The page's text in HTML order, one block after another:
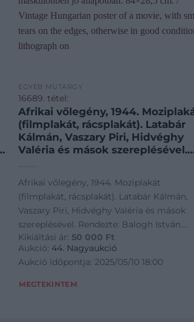
EGYÉB MŰTÁRGY
16689. tétel:
Afrikai vőlegény, 1944.
(filmplakát, rácsplakát). Latabár
Kálmán, Vaszary Piri, Hidvéghy
Valéria és mások szereplésével.
Kellner Márkus Nyomda, Bp.
Erdélyi – Kárpát Film. Kováts Béla
Filmreklám. Lapszéli apró
szakadásokkal, máskülönben jó
állapotban. 84×28,5 cm. / Vintage
Hungarian poster of a movie,
small tears on the edges,
lithograph on
Afrikai vőlegény, 1944. Moziplakát
(filmplakát, rácsplakát). Latabár Kálmán,
Vaszary Piri, Hidvéghy Valéria és mások
szereplésével. Rendezte: Balogh István.
Litográfia, papír. Bódis jelzéssel a plakáton.
Kellner Márkus Nyomda, Bp. Erdélyi -
Film. Kováts Béla Filmreklám. Lapszéli
szakadásokkal, máskülönben jó állapotban.
Kikiáltási ár: 50 000 Ft
Aukció: 44. Nagyaukció
Aukció időpontja: 2025/05/10 18:00
MEGTEKINTEM